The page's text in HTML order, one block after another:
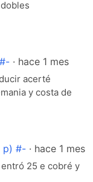
· hace 1 mes
acerté
y costa de
p) #-· hace 1 mes
entró 25 e cobré y